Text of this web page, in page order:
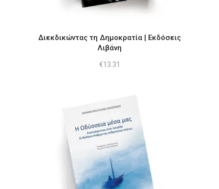
Διεκδικώντας τη Δημοκρατία | Εκδόσεις
Λιβάνη
€13.31